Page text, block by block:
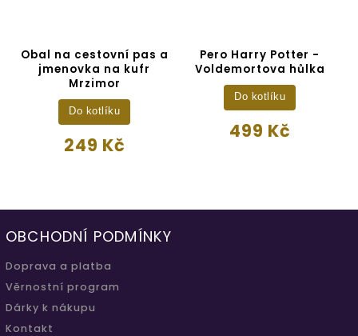
Obal na cestovní pas a
jmenovka na kufr
Mrzimor
249 Kč
Do kotlíku
Pero Harry Potter -
Voldemortova hůlka
499 Kč
Do kotlíku
OBCHODNÍ PODMÍNKY
Doprava a platba
Věrnostní program
Dárky k nákupu
Kontakt